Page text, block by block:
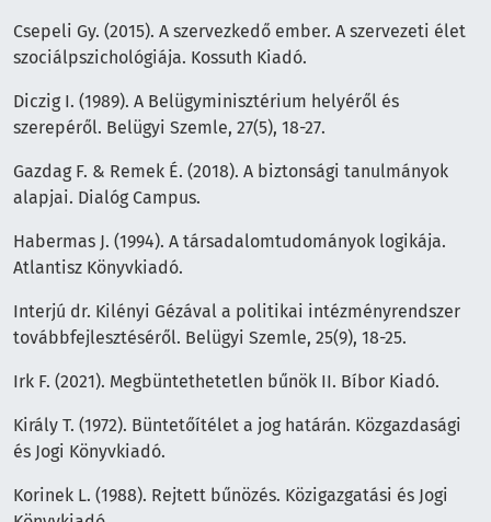
Csepeli Gy. (2015). A szervezkedő ember. A szervezeti élet
szociálpszichológiája. Kossuth Kiadó.
Diczig I. (1989). A Belügyminisztérium helyéről és
szerepéről. Belügyi Szemle, 27(5), 18-27.
Gazdag F. & Remek É. (2018). A biztonsági tanulmányok
alapjai. Dialóg Campus.
Habermas J. (1994). A társadalomtudományok logikája.
Atlantisz Könyvkiadó.
Interjú dr. Kilényi Gézával a politikai intézményrendszer
továbbfejlesztéséről. Belügyi Szemle, 25(9), 18-25.
Irk F. (2021). Megbüntethetetlen bűnök II. Bíbor Kiadó.
Király T. (1972). Büntetőítélet a jog határán. Közgazdasági
és Jogi Könyvkiadó.
Korinek L. (1988). Rejtett bűnözés. Közigazgatási és Jogi